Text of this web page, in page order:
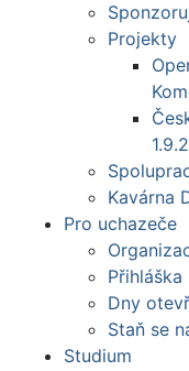
Projekty
Kavárna
Pro uchazeče
Dny
Staň se
Studium